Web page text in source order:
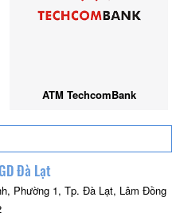
ATM TechcomBank
Đà Lạt
Phường 1, Tp. Đà Lạt, Lâm Đồng